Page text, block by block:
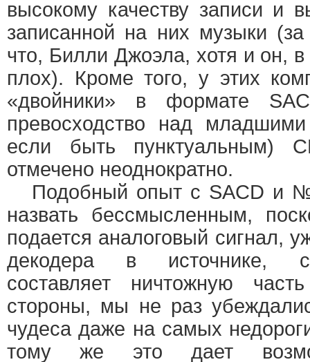
высокому качеству записи и
записанной на них музыки
что, Билли Джоэла, хотя и он,
плох). Кроме того, у этих
«двойники» в формате
превосходство над
если быть пунктуальным)
отмечено неоднократно.
Подобный опыт с SACD и
назвать бессмысленным,
подается аналоговый сигнал,
декодера в источнике,
составляет ничтожную
стороны, мы не раз
чудеса даже на самых
тому же это дает